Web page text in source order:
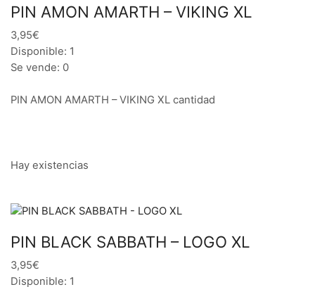
PIN AMON AMARTH – VIKING XL
3,95€
Disponible: 1
Se vende: 0
PIN AMON AMARTH – VIKING XL cantidad
Hay existencias
PIN BLACK SABBATH – LOGO XL
3,95€
Disponible: 1